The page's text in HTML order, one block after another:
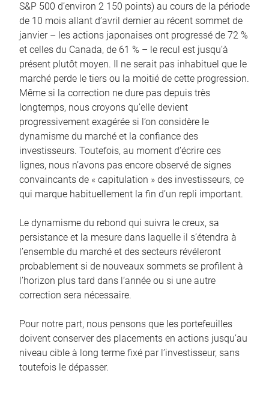
S&P 500 d’environ 2 150 points) au cours de la période
de 10 mois allant d’avril dernier au récent sommet de
janvier – les actions japonaises ont progressé de 72 %
et celles du Canada, de 61 % – le recul est jusqu’à
présent plutôt moyen. Il ne serait pas inhabituel que le
marché perde le tiers ou la moitié de cette progression.
Même si la correction ne dure pas depuis très
longtemps, nous croyons qu’elle devient
progressivement exagérée si l’on considère le
dynamisme du marché et la confiance des
investisseurs. Toutefois, au moment d’écrire ces
lignes, nous n’avons pas encore observé de signes
convaincants de « capitulation » des investisseurs, ce
qui marque habituellement la fin d’un repli important.
Le dynamisme du rebond qui suivra le creux, sa
persistance et la mesure dans laquelle il s’étendra à
l’ensemble du marché et des secteurs révéleront
probablement si de nouveaux sommets se profilent à
l’horizon plus tard dans l’année ou si une autre
correction sera nécessaire.
Pour notre part, nous pensons que les portefeuilles
doivent conserver des placements en actions jusqu’au
niveau cible à long terme fixé par l’investisseur, sans
toutefois le dépasser.